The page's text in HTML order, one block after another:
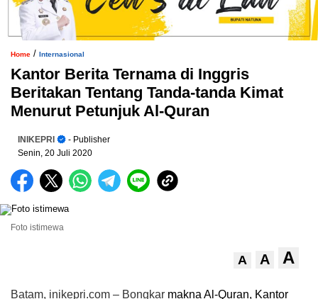
Home / Internasional
Kantor Berita Ternama di Inggris
Beritakan Tentang Tanda-tanda Kimat
Menurut Petunjuk Al-Quran
INIKEPRI
- Publisher
Senin, 20 Juli 2020
Foto istimewa
A A A
Batam, inikepri.com – Bongkar makna Al-Quran, Kantor